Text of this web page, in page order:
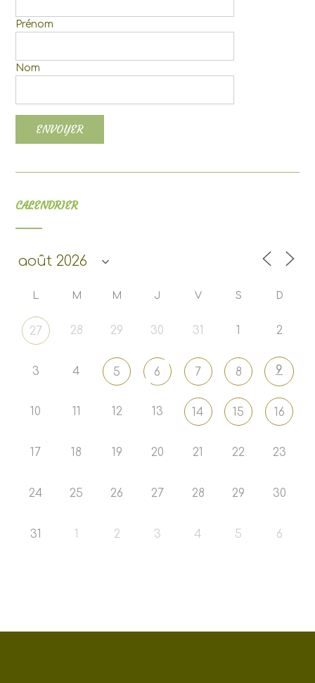
Prénom
Nom
CALENDRIER
L M M J V S D
27 28 29 30 31 1 2
3 4 5 6 7 8 9
10 12 13 14 15 16
17 18 19 20 21 22 23
24 25 26 27 28 29 30
31 1 2 3 4 5 6